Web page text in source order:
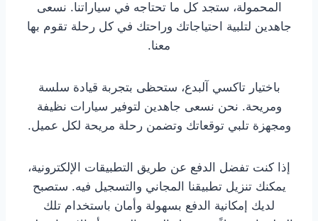
المحمولة، ستجد كل ما تحتاجه في سياراتنا. نسعى
جاهدين لتلبية احتياجاتك وراحتك في كل رحلة تقوم بها
معنا.
باختيار تاكسي آلبدع، ستحظى بتجربة قيادة سلسة
ومريحة. نحن نسعى جاهدين لتوفير سيارات نظيفة
ومجهزة تلبي توقعاتك وتضمن رحلة مريحة لكل عميل.
إذا كنت تفضل الدفع عن طريق التطبيقات الإلكترونية،
يمكنك تنزيل تطبيقنا المجاني والتسجيل فيه. ستصبح
لديك إمكانية الدفع بسهولة وأمان باستخدام تلك